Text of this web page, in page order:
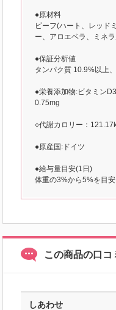
●原材料
ビーフ(ハート、レッド
ー、アロエベラ、ミネ
●保証分析値
タンパク質 10.9%以上
●栄養添加物:ビタミン
0.75mg
○代謝カロリー：
●原産国:ドイツ
●給与量目安(1日)
体重の3%から5%を目安
この商品の口コ
しあわせ